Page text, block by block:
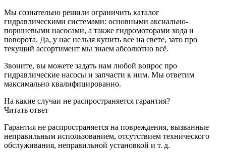
Мы сознательно решили ограничить каталог
гидравлическими системами: основными аксиально-
поршневыми насосами, а также гидромоторами хода и
поворота. Да, у нас нельзя купить все на свете, зато про
текущий ассортимент мы знаем абсолютно всё.
Звоните, вы можете задать нам любой вопрос про
гидравлические насосы и запчасти к ним. Мы ответим
максимально квалифицированно.
На какие случаи не распространяется гарантия?
Читать ответ
Гарантия не распространяется на повреждения, вызванные
неправильным использованием, отсутствием технического
обслуживания, неправильной установкой и т. д.